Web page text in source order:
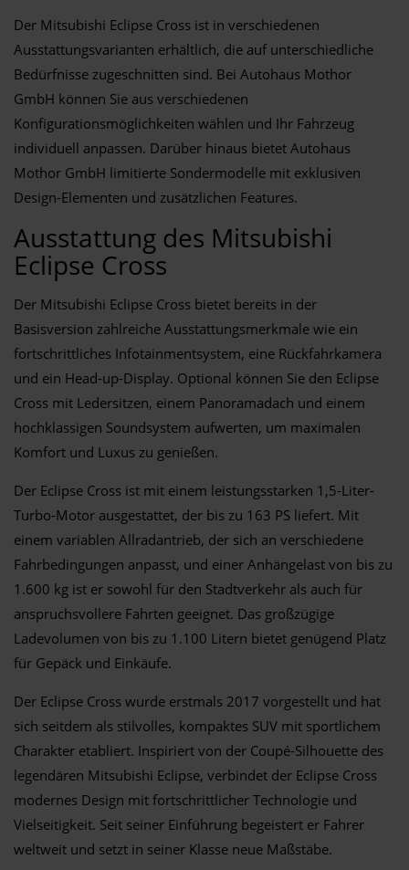
Der Mitsubishi Eclipse Cross ist in verschiedenen
Ausstattungsvarianten erhältlich, die auf unterschiedliche
Bedürfnisse zugeschnitten sind. Bei Autohaus Mothor
GmbH können Sie aus verschiedenen
Konfigurationsmöglichkeiten wählen und Ihr Fahrzeug
individuell anpassen. Darüber hinaus bietet Autohaus
Mothor GmbH limitierte Sondermodelle mit exklusiven
Design-Elementen und zusätzlichen Features.
Ausstattung des Mitsubishi
Eclipse Cross
Der Mitsubishi Eclipse Cross bietet bereits in der
Basisversion zahlreiche Ausstattungsmerkmale wie ein
fortschrittliches Infotainmentsystem, eine Rückfahrkamera
und ein Head-up-Display. Optional können Sie den Eclipse
Cross mit Ledersitzen, einem Panoramadach und einem
hochklassigen Soundsystem aufwerten, um maximalen
Komfort und Luxus zu genießen.
Der Eclipse Cross ist mit einem leistungsstarken 1,5-Liter-
Turbo-Motor ausgestattet, der bis zu 163 PS liefert. Mit
einem variablen Allradantrieb, der sich an verschiedene
Fahrbedingungen anpasst, und einer Anhängelast von bis zu
1.600 kg ist er sowohl für den Stadtverkehr als auch für
anspruchsvollere Fahrten geeignet. Das großzügige
Ladevolumen von bis zu 1.100 Litern bietet genügend Platz
für Gepäck und Einkäufe.
Der Eclipse Cross wurde erstmals 2017 vorgestellt und hat
sich seitdem als stilvolles, kompaktes SUV mit sportlichem
Charakter etabliert. Inspiriert von der Coupé-Silhouette des
legendären Mitsubishi Eclipse, verbindet der Eclipse Cross
modernes Design mit fortschrittlicher Technologie und
Vielseitigkeit. Seit seiner Einführung begeistert er Fahrer
weltweit und setzt in seiner Klasse neue Maßstäbe.